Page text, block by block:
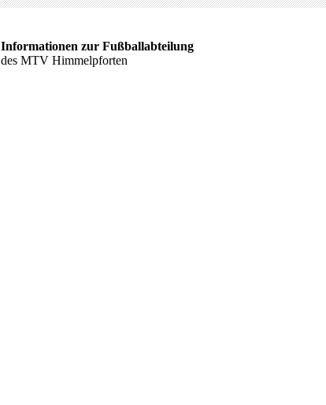
Informationen zur Fußballabteilung
des MTV Himmelpforten